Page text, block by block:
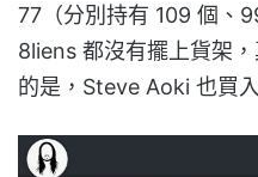
77（分別持有 109 個、
8liens 都沒有擺上貨架
的是，Steve Aoki 也買